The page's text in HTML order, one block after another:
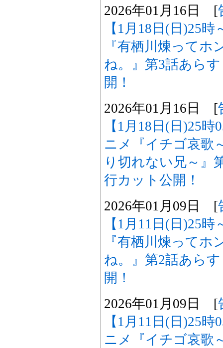
2026年01月16日 [
【1月18日(日)25
『有栖川煉ってホ
ね。』第3話あら
開！
2026年01月16日 [
【1月18日(日)25
ニメ『イチゴ哀歌
り切れない兄～
行カット公開！
2026年01月09日 [
【1月11日(日)25
『有栖川煉ってホ
ね。』第2話あら
開！
2026年01月09日 [
【1月11日(日)25
ニメ『イチゴ哀歌